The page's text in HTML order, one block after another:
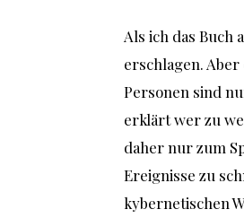
Als ich das Buch
erschlagen.
Personen sind
erklärt wer zu
daher nur zum
Ereignisse zu
kybernetischen